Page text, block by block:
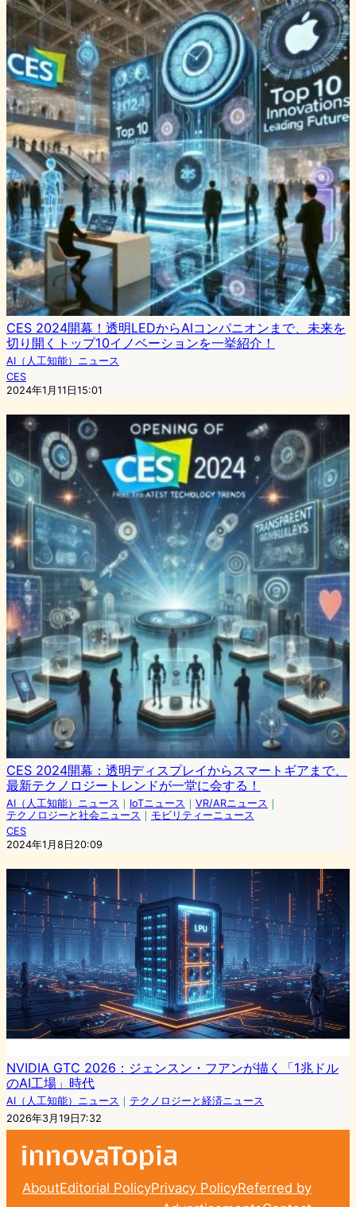
CES 2024開幕！透明LEDからAIコンパニオンまで、未来を
切り開くトップ10イノベーションを一挙紹介！
AI（人工知能）ニュース
CES
2024年1月11日15:01
CES 2024開幕：透明ディスプレイからスマートギアまで、
最新テクノロジートレンドが一堂に会する！
AI（人工知能）ニュース ｜ IoTニュース ｜ VR/ARニュース ｜
テクノロジーと社会ニュース ｜ モビリティーニュース
CES
2024年1月8日20:09
NVIDIA GTC 2026：ジェンスン・フアンが描く「1兆ドル
のAI工場」時代
AI（人工知能）ニュース ｜ テクノロジーと経済ニュース
2026年3月19日7:32
AboutEditorial PolicyPrivacy PolicyReferred by